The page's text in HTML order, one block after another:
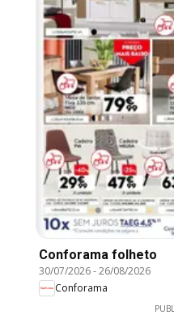
Conforama folheto
30/07/2026-26/08/2026
Conforama